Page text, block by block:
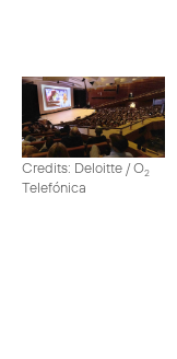
Credits: Deloitte / O2
Telefónica